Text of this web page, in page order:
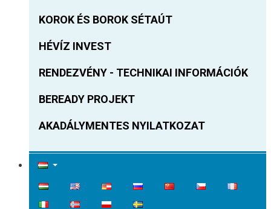
KOROK ÉS BOROK SÉTAÚT
HÉVÍZ INVEST
RENDEZVÉNY - TECHNIKAI INFORMÁCIÓK
BEREADY PROJEKT
AKADÁLYMENTES NYILATKOZAT